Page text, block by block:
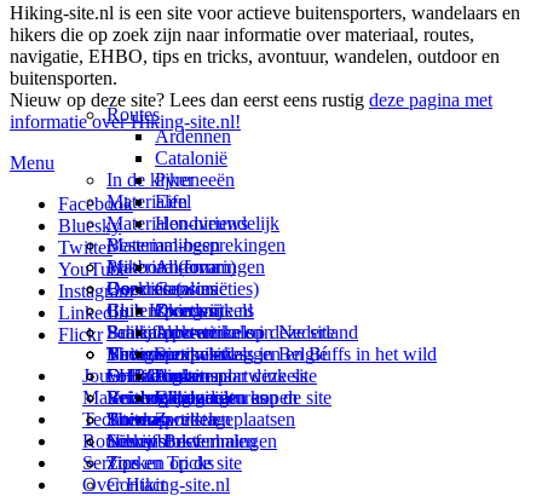
Hiking-site.nl is een site voor actieve buitensporters, wandelaars en
hikers die op zoek zijn naar informatie over materiaal, routes,
navigatie, EHBO, tips en tricks, avontuur, wandelen, outdoor en
buitensporten.
Nieuw op deze site? Lees dan eerst eens rustig deze pagina met
informatie over Hiking-site.nl!
Menu
Facebook
Bluesky
Twitter
YouTube
Instagram
LinkedIn
Flickr
Jouw Hiking-site.nl
Prikbord (forum)
Goodies (winacties)
Club Hiking-site.nl
Schrijfblok-artikelen
Virtuele exposities
Fotoalbums
Materialen: kiezen en kopen
In de kijker
Materialen
Materialen-nieuws
Materiaal-besprekingen
Materiaal-ervaringen
Boekrecensies
Buitensportwinkels
Buitensportwinkels in Nederland
Buitensportwinkels in Belgié
Online buitensportwinkels
Reisboekhandels
Technieken
Navigatie
EHBO
Verzorging
Thema-artikelen
Routes en Bestemmingen
Routes
Ardennen
Catalonië
Pyreneeën
Eifel
Hondvriendelijk
Bestemmingen
Andorra
Catalonië
Zweden
Paalkamperen
Thema-artikelen
Andorra
Catalonië
Zweden
Schrijfblokverhalen
Service
Buitensportvacatures
Buitensportstageplaatsen
Links
Tips en Tricks
Over Hiking-site.nl
Deze site
Over mij
Adverteren op deze site
Summit-vlaggen en Buffs in het wild
Linken naar deze site
Wijzigingen aan de site
Sitemap
Nieuwsbrief
Zoeken op de site
Contact